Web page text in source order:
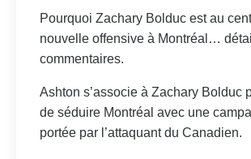
Pourquoi Zachary Bolduc est au
nouvelle offensive à Montréal…
commentaires.
Ashton s’associe à Zachary Bolduc
de séduire Montréal avec une
portée par l’attaquant du Canadien.